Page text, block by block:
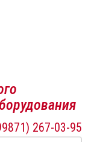
267-03-95